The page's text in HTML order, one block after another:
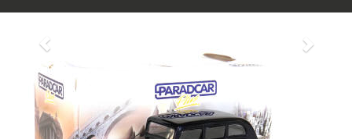
Précédént